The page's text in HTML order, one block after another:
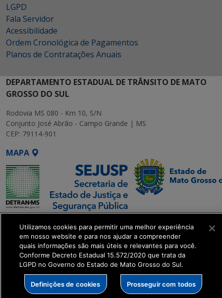
LGPD
Fala Servidor
Acessibilidade
Ordem Cronológica de Pagamentos
Planos de Contratações Anuais
DEPARTAMENTO ESTADUAL DE TRÂNSITO DE MATO
GROSSO DO SUL
Rodovia MS 080 - Km 10, S/N
Conjunto José Abrão - Campo Grande | MS
CEP: 79114-901
MAPA
SETDIG | Secretaria-
Executiva de
Transformação Digital
get_footer();
Utilizamos cookies para permitir uma melhor experiência
em nosso website e para nos ajudar a compreender
quais informações são mais úteis e relevantes para você.
Conforme Decreto Estadual 15.572/2020 que trata da
LGPD no Governo do Estado de Mato Grosso do Sul.
Definições de cookies Prosseguir com todos